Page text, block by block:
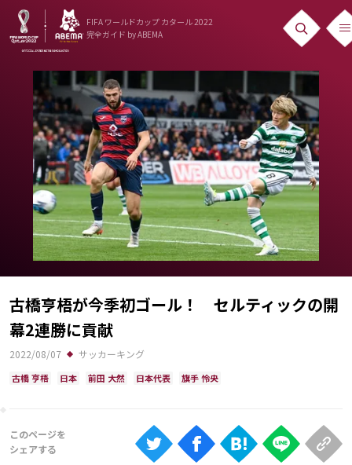
FIFA ワールドカップ カタール 2022
完全ガイド by ABEMA
ニュース
News
出場国
Teams
日本代表
Team Japan
日程・結果
Schedule
ランキング
Ranking
古橋亨梧が今季初ゴール！ セルティックの開
幕2連勝に貢献
2022/08/07 サッカーキング
古橋 亨梧 日本 前田 大然 日本代表 旗手 怜央